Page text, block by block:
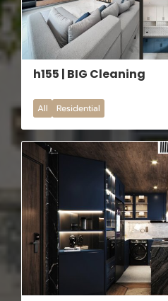
h155 | BIG Cleaning
All Residential